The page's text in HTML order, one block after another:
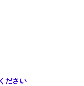
ださい